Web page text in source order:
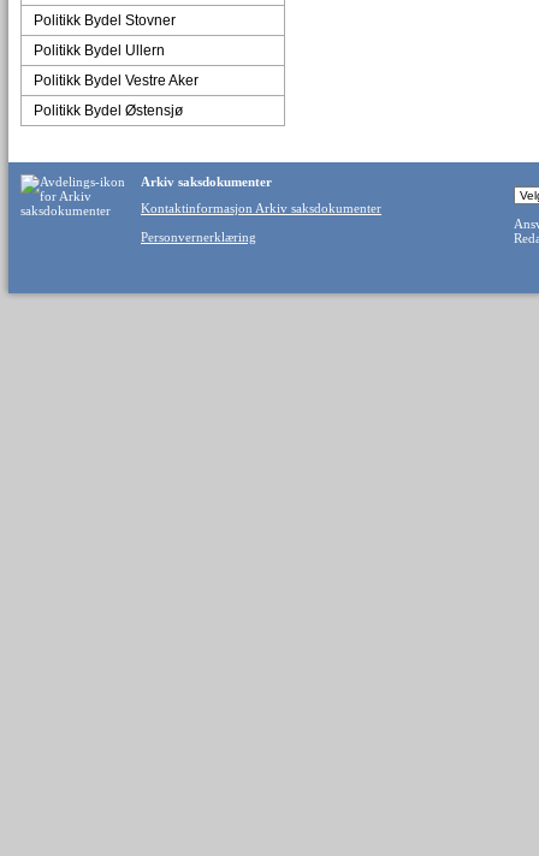
Politikk Bydel Stovner
Politikk Bydel Ullern
Politikk Bydel Vestre Aker
Politikk Bydel Østensjø
Arkiv saksdokumenter
Kontaktinformasjon Arkiv saksdokumenter
Personvernerklæring